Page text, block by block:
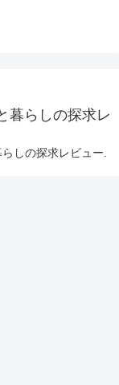
暮らしの探求レ
しの探求レビュー.